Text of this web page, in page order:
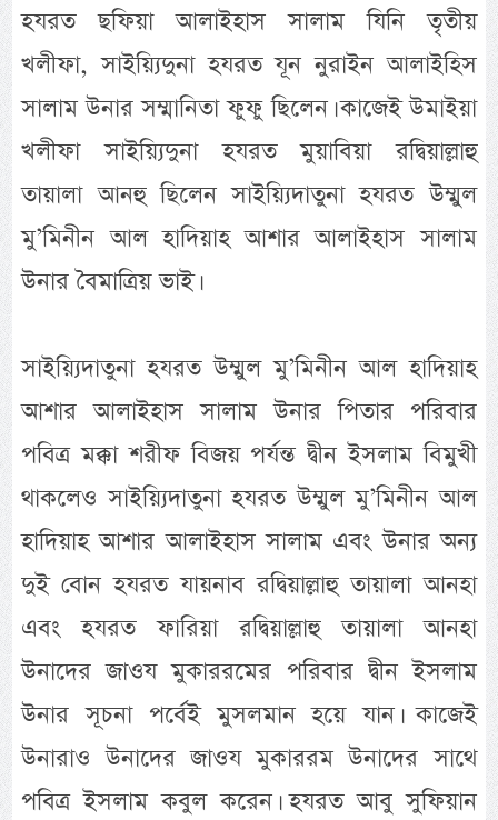
হযরত ছফিয়া আলাইহাস সালাম যিনি তৃতীয়
খলীফা, সাইয়্যিদুনা হযরত যূন নুরাইন আলাইহিস
সালাম উনার সম্মানিতা ফুফু ছিলেন। কাজেই উমাইয়া
খলীফা সাইয়্যিদুনা হযরত মুয়াবিয়া রদ্বিয়াল্লাহু
তায়ালা আনহু ছিলেন সাইয়্যিদাতুনা হযরত উম্মুল
মু’মিনীন আল হাদিয়াহ আশার আলাইহাস সালাম
উনার বৈমাত্রিয় ভাই।
সাইয়্যিদাতুনা হযরত উম্মুল মু’মিনীন আল হাদিয়াহ
আশার আলাইহাস সালাম উনার পিতার পরিবার
পবিত্র মক্কা শরীফ বিজয় পর্যন্ত দ্বীন ইসলাম বিমুখী
থাকলেও সাইয়্যিদাতুনা হযরত উম্মুল মু’মিনীন আল
হাদিয়াহ আশার আলাইহাস সালাম এবং উনার অন্য
দুই বোন হযরত যায়নাব রদ্বিয়াল্লাহু তায়ালা আনহা
এবং হযরত ফারিয়া রদ্বিয়াল্লাহু তায়ালা আনহা
উনাদের জাওয মুকাররমের পরিবার দ্বীন ইসলাম
উনার সূচনা পর্বেই মুসলমান হয়ে যান। কাজেই
উনারাও উনাদের জাওয মুকাররম উনাদের সাথে
পবিত্র ইসলাম কবুল করেন। হযরত আবু সুফিয়ান